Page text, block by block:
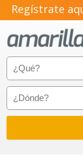
Regístrate